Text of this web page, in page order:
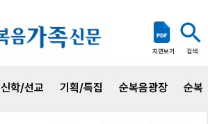
지면보기 검색
신학/선교 기획/특집 순복음광장 순복